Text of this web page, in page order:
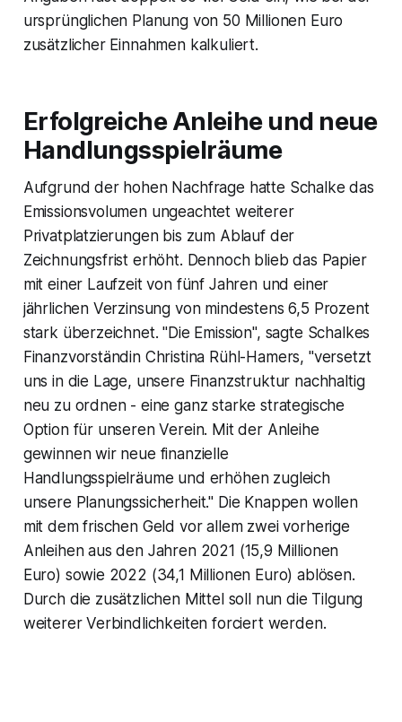
ursprünglichen Planung von 50 Millionen Euro
zusätzlicher Einnahmen kalkuliert.
Erfolgreiche Anleihe und neue
Handlungsspielräume
Aufgrund der hohen Nachfrage hatte Schalke das
Emissionsvolumen ungeachtet weiterer
Privatplatzierungen bis zum Ablauf der
Zeichnungsfrist erhöht. Dennoch blieb das Papier
mit einer Laufzeit von fünf Jahren und einer
jährlichen Verzinsung von mindestens 6,5 Prozent
stark überzeichnet. "Die Emission", sagte Schalkes
Finanzvorständin Christina Rühl-Hamers, "versetzt
uns in die Lage, unsere Finanzstruktur nachhaltig
neu zu ordnen - eine ganz starke strategische
Option für unseren Verein. Mit der Anleihe
gewinnen wir neue finanzielle
Handlungsspielräume und erhöhen zugleich
unsere Planungssicherheit." Die Knappen wollen
mit dem frischen Geld vor allem zwei vorherige
Anleihen aus den Jahren 2021 (15,9 Millionen
Euro) sowie 2022 (34,1 Millionen Euro) ablösen.
Durch die zusätzlichen Mittel soll nun die Tilgung
weiterer Verbindlichkeiten forciert werden.